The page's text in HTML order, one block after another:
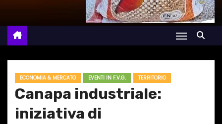
ECONOMIA & MERCATO EVENTI IN F.V.G. TERRITORIO
Canapa industriale:
iniziativa di